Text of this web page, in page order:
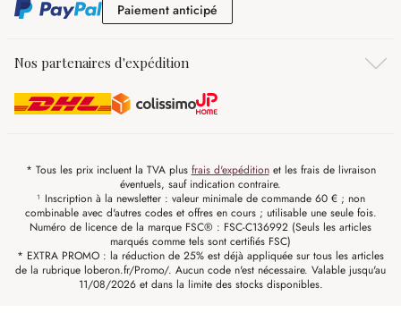
Paiement anticipé
Nos partenaires d'expédition
* Tous les prix incluent la TVA plus frais d'expéditionet les frais de livraison
éventuels, sauf indication contraire.
¹ Inscription à la newsletter : valeur minimale de commande 60 € ; non
combinable avec d'autres codes et offres en cours ; utilisable une seule fois.
Numéro de licence de la marque FSC® : FSC-C136992 (Seuls les articles
marqués comme tels sont certifiés FSC)
* EXTRA PROMO : la réduction de 25% est déjà appliquée sur tous les articles
de la rubrique loberon.fr/Promo/. Aucun code n'est nécessaire. Valable jusqu'au
11/08/2026 et dans la limite des stocks disponibles.